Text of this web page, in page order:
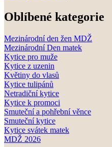
Oblíbené kategorie
Mezinárodní den žen MDŽ
Mezinárodní Den matek
Kytice pro muže
Kytice z uzenin
Květiny do vlasů
Kytice tulipánů
Netradiční kytice
Kytice k promoci
Smuteční a pohřební věnce
Smuteční kytice
Kytice svátek matek
MDŽ 2026